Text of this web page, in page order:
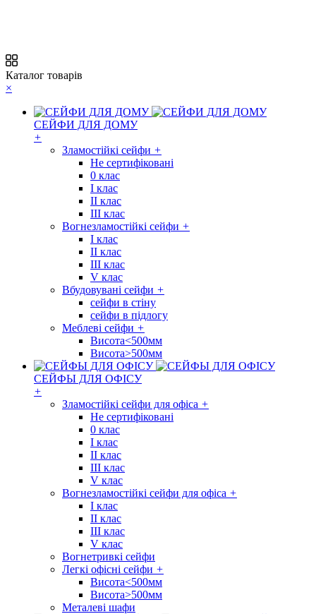
Каталог товарів
×
СЕЙФИ ДЛЯ ДОМУ
+
Зламостійкі сейфи +
Не сертифіковані
0 клас
I клас
II клас
III клас
Вогнезламостійкі сейфи +
I клас
II клас
III клас
V клас
Вбудовувані сейфи +
сейфи в стіну
сейфи в підлогу
Меблеві сейфи +
Висота<500мм
Висота>500мм
СЕЙФЫ ДЛЯ ОФІСУ
+
Зламостійкі сейфи для офіса +
Не сертифіковані
0 клас
I клас
II клас
III клас
V клас
Вогнезламостійкі сейфи для офіса +
I клас
II клас
III клас
V клас
Вогнетривкі сейфи
Легкі офісні сейфи +
Висота<500мм
Висота>500мм
Металеві шафи